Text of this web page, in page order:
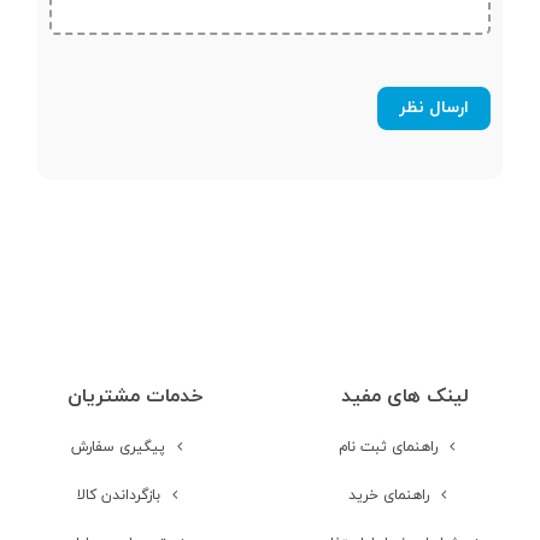
مشخصات شبکه
بلوتوث
لینک های مفید
راهنمای ثبت نام
راهنمای خرید
خدمات مشتریان
پیگیری سفارش
بازگرداندن کالا